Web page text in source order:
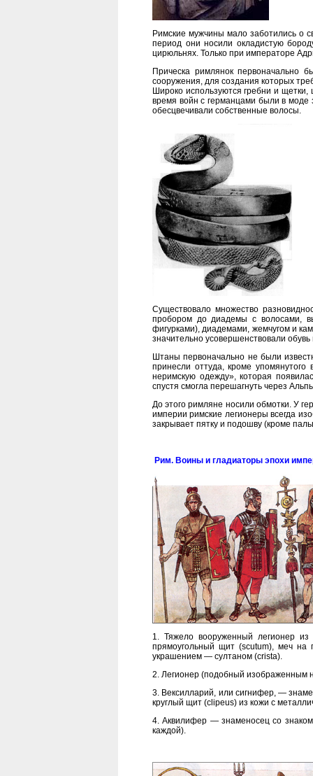
Римские мужчины мало заботились о
период они носили окладистую
цирюльнях. Только при императоре
Прическа римлянок
сооружения, для создания которых
Широко используются гребни и щетки,
время войн с германцами были в моде
обесцвечивали собственные волосы.
Существовало множество
пробором до диадемы с волосами,
фигурками), диадемами, жемчугом и
значительно усовершенствовали
Штаны первоначально не были
принесли оттуда, кроме
неримскую одежду», которая
спустя смогла перешагнуть через
До этого римляне носили обмотки. У
империи римские легионеры всегда
закрывает пятку и подошву (кроме
Рим. Воины и гладиаторы эпохи
1. Тяжело вооруженный легионер
прямоугольный щит (scutum), меч на
украшением — султаном (crista).
2. Легионер (подобный изображенным
3. Вексилларий, или сигнифер, —
круглый щит (clipeus) из кожи с
4. Аквилифер — знаменосец со
каждой).